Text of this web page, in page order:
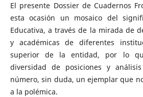
El presente Dossier de Cuadernos
esta ocasión un mosaico del
Educativa, a través de la mirada de
y académicas de diferentes
superior de la entidad, por lo
diversidad de posiciones y
número, sin duda, un ejemplar que
a la polémica.